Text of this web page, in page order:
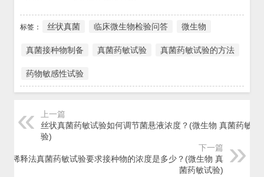
标签： 丝状真菌 临床微生物检验问答 微生物
真菌接种物制备 真菌药敏试验 真菌药敏试验的方法
药物敏感性试验
上一篇
丝状真菌药敏试验如何调节菌悬液浓度？(微生物 真菌药敏试
验)
下一篇
脂稀释法真菌药敏试验要求接种物的浓度是多少？(微生物 真
菌药敏试验)